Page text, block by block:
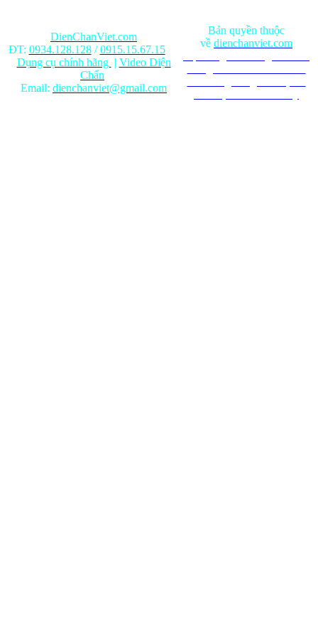
DienChanViet.com
ĐT: 0934.128.128/0915.15.67.15
Dụng cụ chính hãng | Video Diện
Chẩn
Email: dienchanviet@gmail.com
Bản quyền thuộc
về dienchanviet.com